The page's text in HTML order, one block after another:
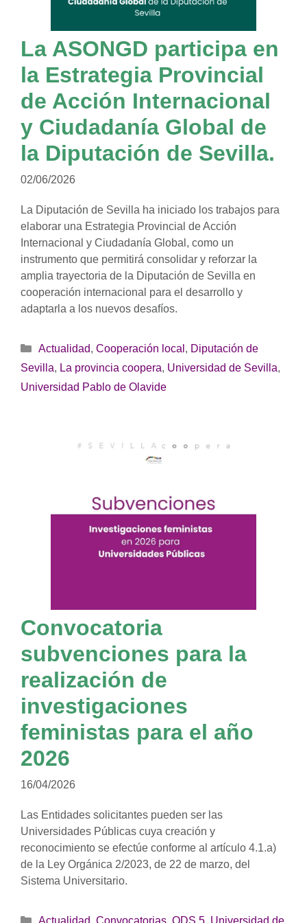
La ASONGD participa en
la Estrategia Provincial
de Acción Internacional
y Ciudadanía Global de
la Diputación de Sevilla.
02/06/2026
La Diputación de Sevilla ha iniciado los trabajos para
elaborar una Estrategia Provincial de Acción
Internacional y Ciudadanía Global, como un
instrumento que permitirá consolidar y reforzar la
amplia trayectoria de la Diputación de Sevilla en
cooperación internacional para el desarrollo y
adaptarla a los nuevos desafíos.
Categorías
Actualidad, Cooperación local , Diputación de
Sevilla, La provincia coopera, Universidad de Sevilla,
Universidad Pablo de Olavide
Convocatoria
subvenciones para la
realización de
investigaciones
feministas para el año
2026
16/04/2026
Las Entidades solicitantes pueden ser las
Universidades Públicas cuya creación y
reconocimiento se efectúe conforme al artículo 4.1.a)
de la Ley Orgánica 2/2023, de 22 de marzo, del
Sistema Universitario.
Categorías
Actualidad Convocatorias, ODS 5, Universidad de